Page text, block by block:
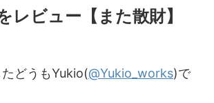
レビュー【また散財】
どうもYukio(@Yukio_works)で